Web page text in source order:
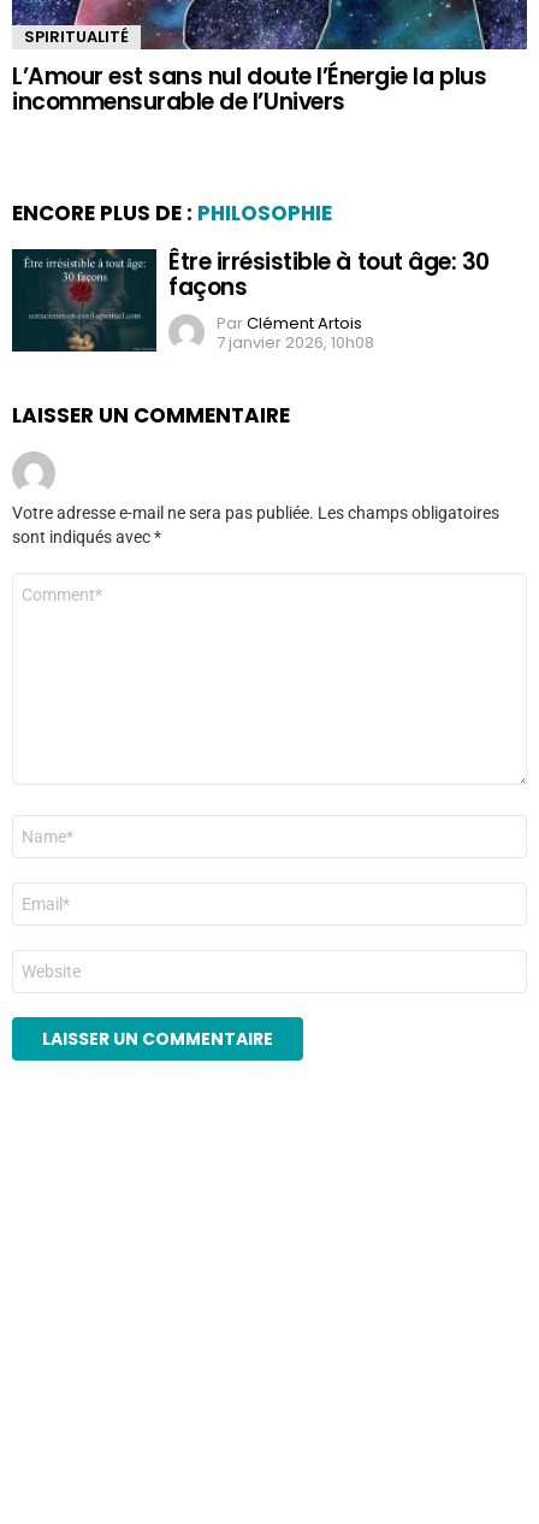
SPIRITUALITÉ
L’Amour est sans nul doute l’Énergie la plus
incommensurable de l’Univers
ENCORE PLUS DE : PHILOSOPHIE
Être irrésistible à tout âge: 30
façons
ParClément Artois
7 janvier 2026, 10h08
LAISSER UN COMMENTAIRE
Votre adresse e-mail ne sera pas publiée. Les champs obligatoires
sont indiqués avec*
mail
*
Site
web